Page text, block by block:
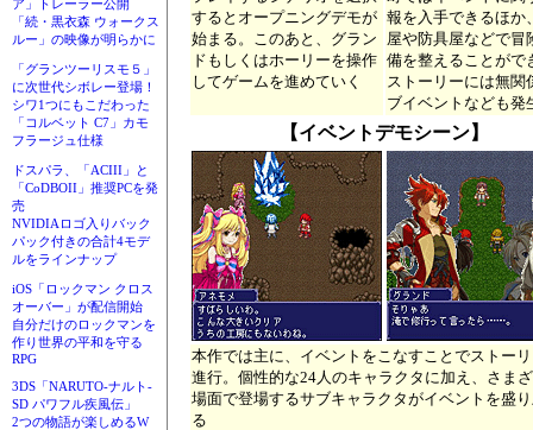
ア」トレーラー公開
「続・黒衣森 ウォークス
ルー」の映像が明らかに
「グランツーリスモ５」
に次世代シボレー登場！
シワ1つにもこだわった
「コルベット C7」カモ
フラージュ仕様
ドスパラ、「ACIII」と
「CoDBOII」推奨PCを発
売
NVIDIAロゴ入りバック
パック付きの合計4モデ
ルをラインナップ
iOS「ロックマン クロス
オーバー」が配信開始
自分だけのロックマンを
作り世界の平和を守る
RPG
3DS「NARUTO-ナルト-
SD パワフル疾風伝」
2つの物語が楽しめるW
するとオープニングデモが
始まる。このあと、グラン
ドもしくはホーリーを操作
してゲームを進めていく
報を入手できるほか
屋や防具屋などで冒
備を整えることがで
ストーリーには無関
ブイベントなども発
【イベントデモシーン】
本作では主に、イベントをこなすことでストー
進行。個性的な24人のキャラクタに加え、さま
場面で登場するサブキャラクタがイベントを盛
る